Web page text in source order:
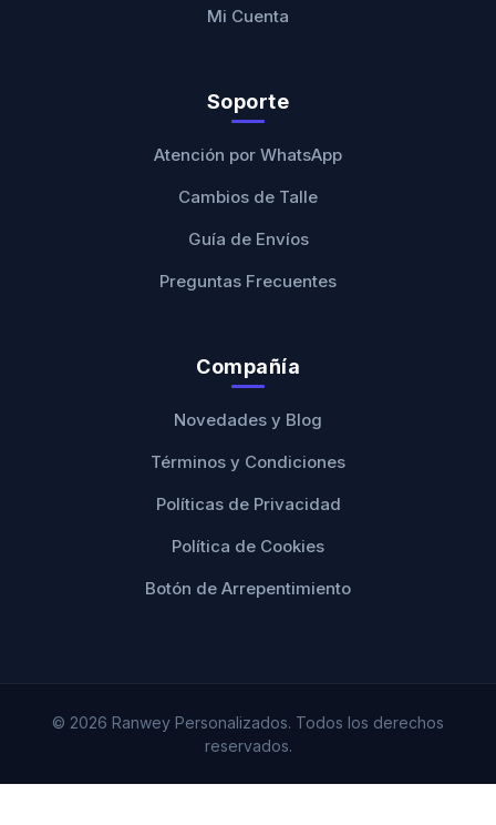
Mi Cuenta
Soporte
Atención por WhatsApp
Cambios de Talle
Guía de Envíos
Preguntas Frecuentes
Compañía
Novedades y Blog
Términos y Condiciones
Políticas de Privacidad
Política de Cookies
Botón de Arrepentimiento
© 2026 Ranwey Personalizados. Todos los derechos
reservados.